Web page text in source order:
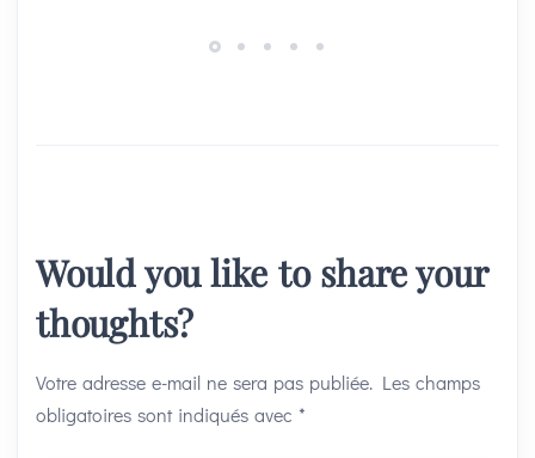
Would you like to share your
thoughts?
Votre adresse e-mail ne sera pas publiée. Les champs
obligatoires sont indiqués avec *